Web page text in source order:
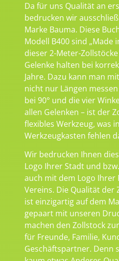
Da für uns Qualität an
bedrucken wir
Marke Bauma. Diese
Modell B400 sind „Made
dieser 2-Meter-
Gelenke halten bei
Jahre. Dazu kann man
nicht nur Längen
bei 90° und die vier
allen Gelenken – ist der
flexibles Werkzeug, was
Werkzeugkasten fehlen
Wir bedrucken Ihnen
Logo Ihrer Stadt und
auch mit dem Logo Ihrer
Vereins. Die Qualität der
ist einzigartig auf dem
gepaart mit unseren
machen den Zollstock
für Freunde, Familie,
Geschäftspartner. Denn